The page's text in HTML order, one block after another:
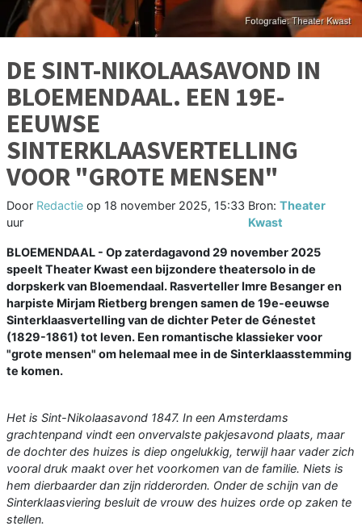
DE SINT-NIKOLAASAVOND IN
BLOEMENDAAL. EEN 19E-
EEUWSE
SINTERKLAASVERTELLING
VOOR "GROTE MENSEN"
Door Redactie op 18 november 2025, 15:33
uur
Bron:Theater
Kwast
BLOEMENDAAL - Op zaterdagavond 29 november 2025
speelt Theater Kwast een bijzondere theatersolo in de
dorpskerk van Bloemendaal. Rasverteller Imre Besanger en
harpiste Mirjam Rietberg brengen samen de 19e-eeuwse
Sinterklaasvertelling van de dichter Peter de Génestet
(1829-1861) tot leven. Een romantische klassieker voor
"grote mensen" om helemaal mee in de Sinterklaasstemming
te komen.
Het is Sint-Nikolaasavond 1847. In een Amsterdams
grachtenpand vindt een onvervalste pakjesavond plaats, maar
de dochter des huizes is diep ongelukkig, terwijl haar vader zich
vooral druk maakt over het voorkomen van de familie. Niets is
hem dierbaarder dan zijn ridderorden. Onder de schijn van de
Sinterklaasviering besluit de vrouw des huizes orde op zaken te
stellen.